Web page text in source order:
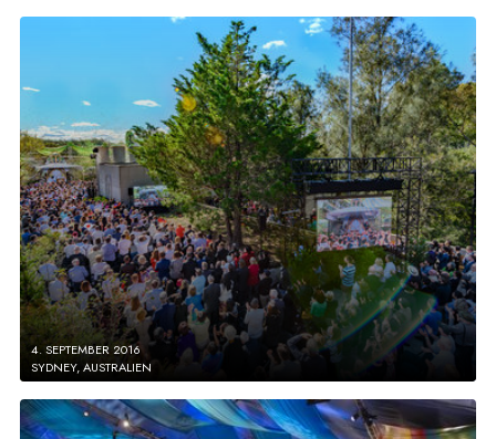
4. SEPTEMBER 2016
SYDNEY, AUSTRALIEN